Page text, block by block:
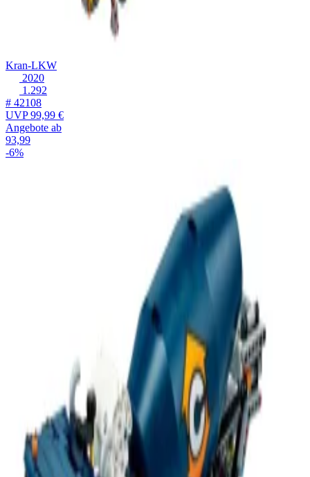
Kran-LKW
2020
1.292
# 42108
UVP99,99 €
Angebote ab
93,99
-6%